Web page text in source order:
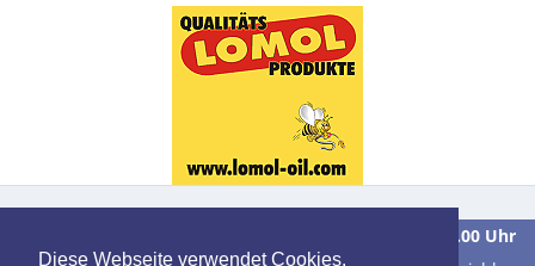
Diese Webseite verwendet Cookies.
9.00 bis 16.00 Uhr